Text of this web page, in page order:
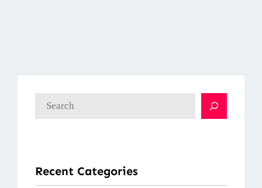
Recent Categories